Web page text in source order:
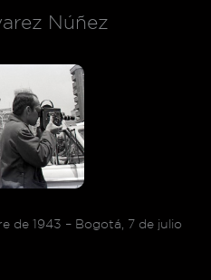
Núñez
de 1943 – Bogotá, 7 de julio